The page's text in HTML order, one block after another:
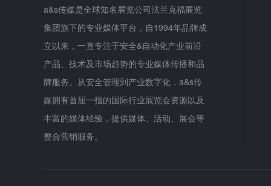
a&s传媒是全球知名展览公司法兰克福展览
集团旗下的专业媒体平台，自1994年品牌成
立以来，一直专注于安全&自动化产业前沿
产品、技术及市场趋势的专业媒体传播和品
牌服务。从安全管理到产业数字化，a&s传
媒拥有首屈一指的国际行业展览会资源以及
丰富的媒体经验，提供媒体、活动、展会等
整合营销服务。